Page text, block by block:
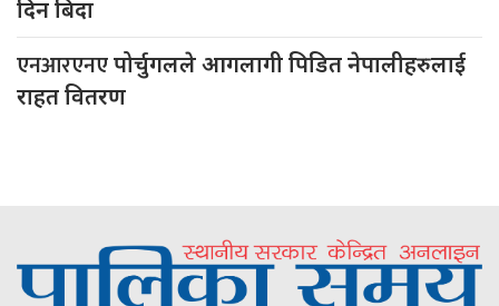
दिन बिदा
एनआरएनएपोर्चुगलले आगलागी पिडित नेपालीहरुलाई
राहत वितरण